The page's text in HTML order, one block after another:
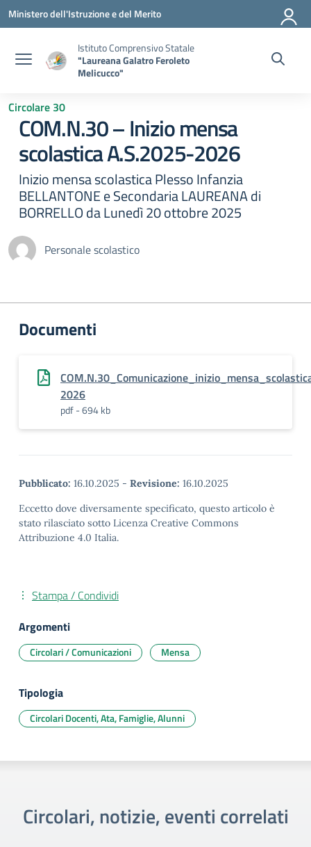
Vai ai contenuti
Vai al menu di navigazione
Vai al footer
Ministero dell'Istruzione e del Merito
Istituto Comprensivo Statale
"Laureana Galatro Feroleto
Melicucco"
Circolare 30
COM.N.30 – Inizio mensa
scolastica A.S.2025-2026
Inizio mensa scolastica Plesso Infanzia
BELLANTONE e Secondaria LAUREANA di
BORRELLO da Lunedì 20 ottobre 2025
Personale scolastico
Documenti
2026
pdf - 694 kb
Pubblicato: 16.10.2025 - Revisione: 16.10.2025
Eccetto dove diversamente specificato, questo articolo è
stato rilasciato sotto Licenza Creative Commons
Attribuzione 4.0 Italia.
Stampa / Condividi
Argomenti
Circolari / Comunicazioni Mensa
Tipologia
Circolari Docenti, Ata, Famiglie, Alunni
Circolari, notizie, eventi correlati